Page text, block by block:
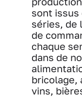
sont issus
séries, de
de
chaque
dans de
bricolage,
vins,